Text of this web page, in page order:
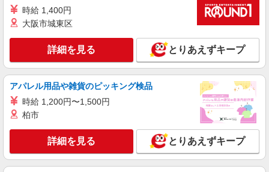
時給 1,400円
大阪市城東区
詳細を見る とりあえずキープ
アパレル用品や雑貨のピッキング検品
時給 1,200円〜1,500円
柏市
詳細を見る とりあえずキープ